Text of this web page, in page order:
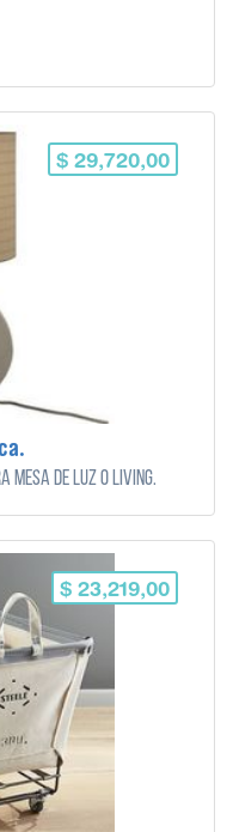
$ 29,720,00
mesa de luz o living.
$ 23,219,00